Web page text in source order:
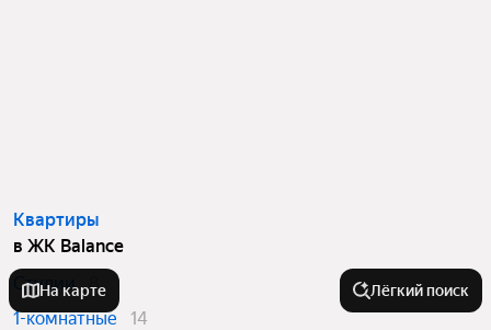
Квартиры
в ЖК Balance
Студии
8
1-комнатные
14
На карте Лёгкий поиск